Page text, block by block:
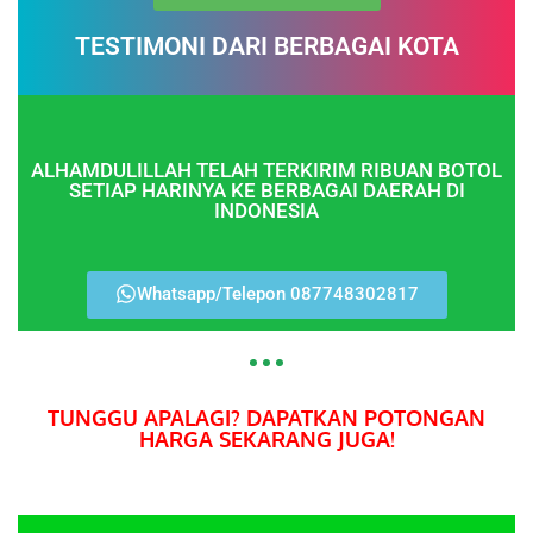
TESTIMONI DARI BERBAGAI KOTA
ALHAMDULILLAH TELAH TERKIRIM RIBUAN BOTOL
SETIAP HARINYA KE BERBAGAI DAERAH DI
INDONESIA
Whatsapp/Telepon 087748302817
TUNGGU APALAGI? DAPATKAN POTONGAN
HARGA SEKARANG JUGA!